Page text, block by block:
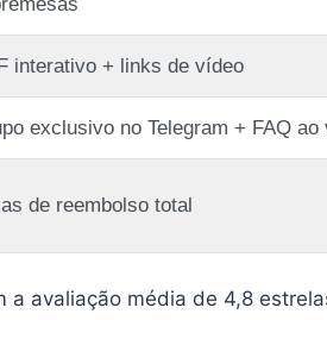
interativo + links de vídeo
exclusivo no Telegram + FAQ ao
de reembolso total
a avaliação média de 4,8